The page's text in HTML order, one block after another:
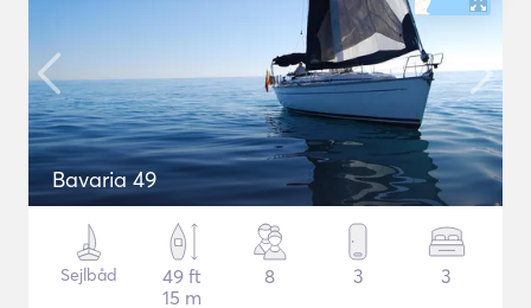
Bavaria 49
Sejlbåd
49 ft
15 m
8 3 3